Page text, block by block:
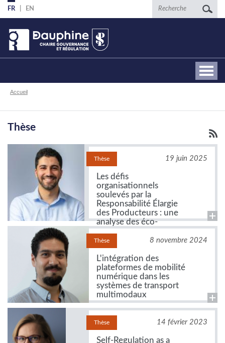
Aller
au
contenu
principal
FR EN Recherche
Fil
Accueil
Thèse
Thèse
Les défis
organisationnels
soulevés par la
Responsabilité Élargie
des Producteurs : une
analyse des éco-
organismes
19 juin 2025
Thèse
L'intégration des
plateformes de mobilité
numérique dans les
systèmes de transport
multimodaux
8 novembre 2024
Thèse
Self-Regulation as a
14 février 2023